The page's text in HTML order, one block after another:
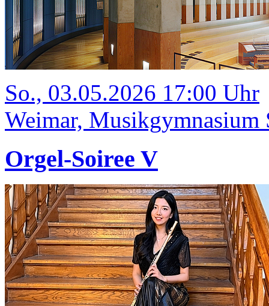
So., 03.05.2026 17:00 Uhr
Weimar, Musikgymnasium
Orgel-Soiree V